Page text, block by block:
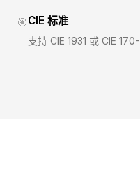
🎯CIE 标准
支持 CIE 1931 或 CIE